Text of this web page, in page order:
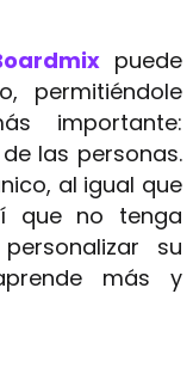
puede
permitiéndole
importante:
las personas.
al igual que
que no tenga
su
más y